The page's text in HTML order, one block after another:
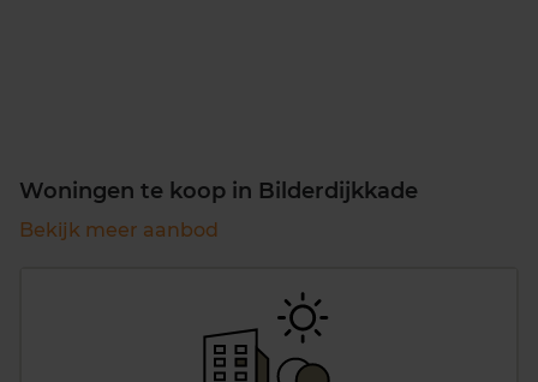
Woningen te koop in Bilderdijkkade
Bekijk meer aanbod